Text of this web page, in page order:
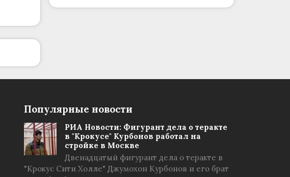
Популярные новости
РИА Новости: Фигурант дела о теракте
в "Крокусе" Курбонов работал на
стройке в Москве
Двенадцатый фигурант дела о теракте в
"Крокус Сити Холле" Джумохон Курбонов и его брат